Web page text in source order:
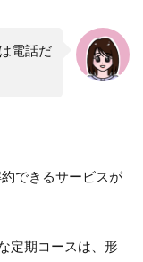
電話だ
できるサービスが
定期コースは、形